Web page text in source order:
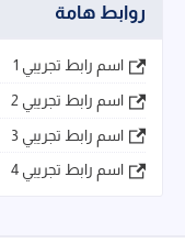
روابط هامة
اسم رابط تجريبي 1
اسم رابط تجريبي 2
اسم رابط تجريبي 3
اسم رابط تجريبي 4